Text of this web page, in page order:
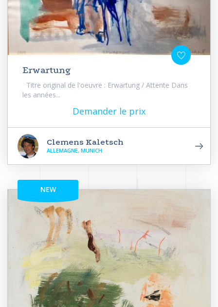
Erwartung
Titre original de l'oeuvre : Erwartung / Attente Dans
les années...
Demander le prix
Clemens Kaletsch
ALLEMAGNE, MUNICH
NEW